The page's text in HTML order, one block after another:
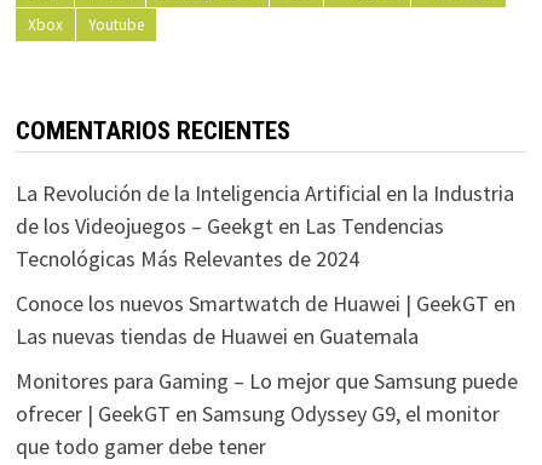
Xbox
Youtube
COMENTARIOS RECIENTES
La Revolución de la Inteligencia Artificial en la Industria
de los Videojuegos – Geekgten Las Tendencias
Tecnológicas Más Relevantes de 2024
Conoce los nuevos Smartwatch de Huawei | GeekGT en
Las nuevas tiendas de Huawei en Guatemala
Monitores para Gaming – Lo mejor que Samsung puede
ofrecer | GeekGT en Samsung Odyssey G9, el monitor
que todo gamer debe tener